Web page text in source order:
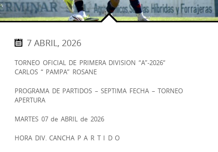
7 ABRIL, 2026
TORNEO OFICIAL DE PRIMERA DIVISION “A”-2026“
CARLOS “ PAMPA” ROSANE
PROGRAMA DE PARTIDOS – SEPTIMA FECHA – TORNEO
APERTURA
MARTES 07 de ABRIL de 2026
HORA DIV. CANCHA P A R T I D O